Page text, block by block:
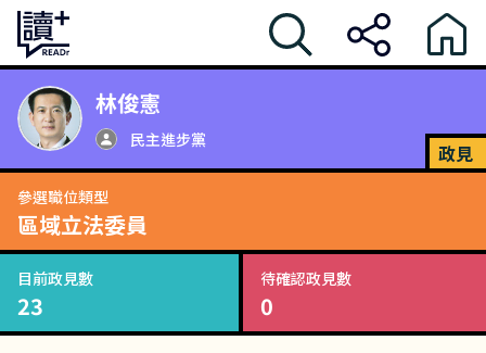
林俊憲
民主進步黨
政見
參選職位類型
區域立法委員
目前政見數
23
待確認政見數
0